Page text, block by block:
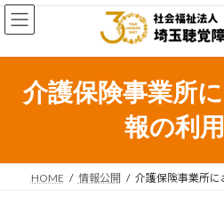
コ
ン
ン
プ
ナ
ビ
ー
動
介護保険事業所
報の利
HOME 情報公開 介護保険事業所